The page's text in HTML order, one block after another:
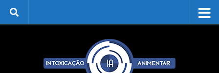
Skip to content